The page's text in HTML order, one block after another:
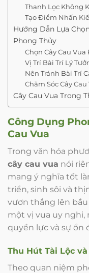
Thanh Lọc Không
Tạo Điểm Nhấn
Hướng Dẫn Lựa
Phong Thủy
Chọn Cây Cau Vua
Vị Trí Bài Trí Lý
Nên Tránh Bài Trí
Chăm Sóc Cây
Cây Cau Vua Trong
Công Dụng
Cau Vua
Trong văn hóa
cây cau vua nói
mang ý nghĩa tốt
triển, sinh sôi và
vươn thẳng lên bầu
một vị vua uy nghi,
quyền lực và sự ổn
Thu Hút Tài Lộc
Theo quan niệm